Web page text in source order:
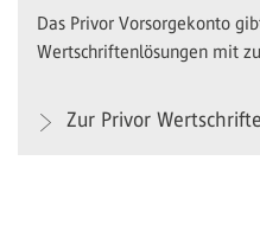
Das Privor Vorsorgekonto
Wertschriftenlösungen mit
Zur Privor